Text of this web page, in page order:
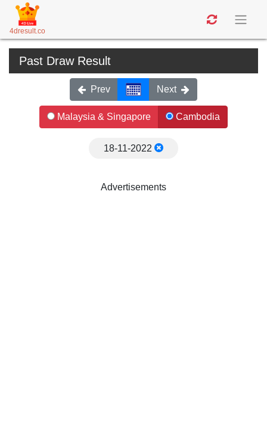
4dresult.co
Past Draw Result
Prev Next
Malaysia & Singapore Cambodia
18-11-2022
Advertisements